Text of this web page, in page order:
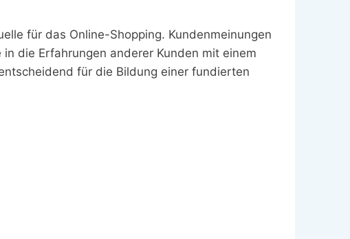
für das Online-Shopping. Kundenmeinungen
die Erfahrungen anderer Kunden mit einem
für die Bildung einer fundierten